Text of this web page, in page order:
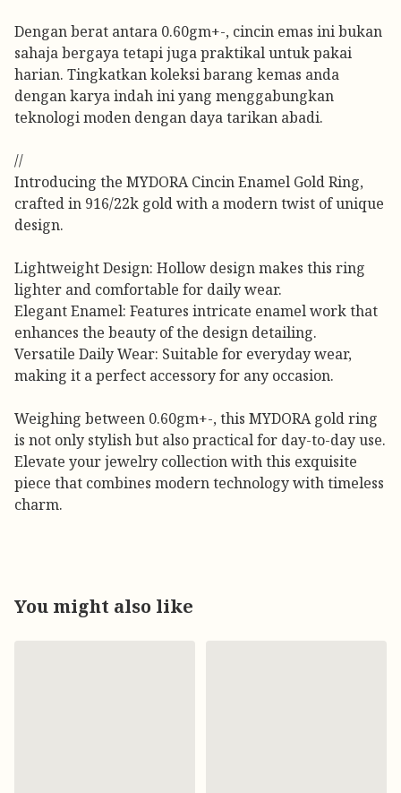
Dengan berat antara 0.60gm+-, cincin emas ini bukan
sahaja bergaya tetapi juga praktikal untuk pakai
harian. Tingkatkan koleksi barang kemas anda
dengan karya indah ini yang menggabungkan
teknologi moden dengan daya tarikan abadi.
//
Introducing the MYDORA Cincin Enamel Gold Ring,
crafted in 916/22k gold with a modern twist of unique
design.
Lightweight Design: Hollow design makes this ring
lighter and comfortable for daily wear.
Elegant Enamel: Features intricate enamel work that
enhances the beauty of the design detailing.
Versatile Daily Wear: Suitable for everyday wear,
making it a perfect accessory for any occasion.
Weighing between 0.60gm+-, this MYDORA gold ring
is not only stylish but also practical for day-to-day use.
Elevate your jewelry collection with this exquisite
piece that combines modern technology with timeless
charm.
You might also like